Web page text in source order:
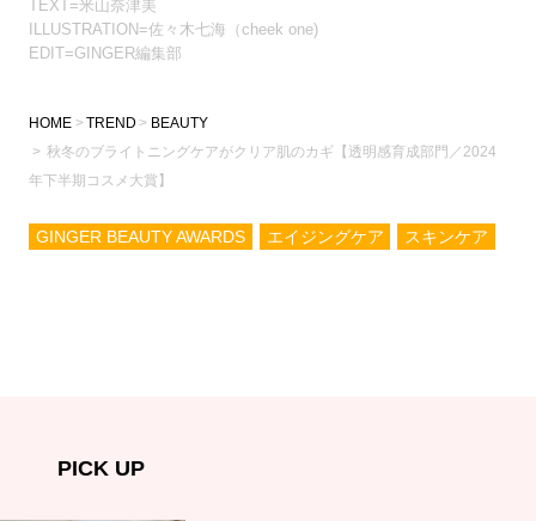
TEXT=米山奈津美
ILLUSTRATION=佐々木七海（cheek one)
EDIT=GINGER編集部
HOME TREND
BEAUTY
秋冬のブライトニングケアがクリア肌のカギ【透明感育成部門／2024
年下半期コスメ大賞】
GINGER BEAUTY AWARDS エイジングケア スキンケア
PICK UP